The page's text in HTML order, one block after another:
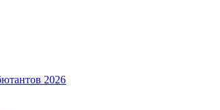
2026